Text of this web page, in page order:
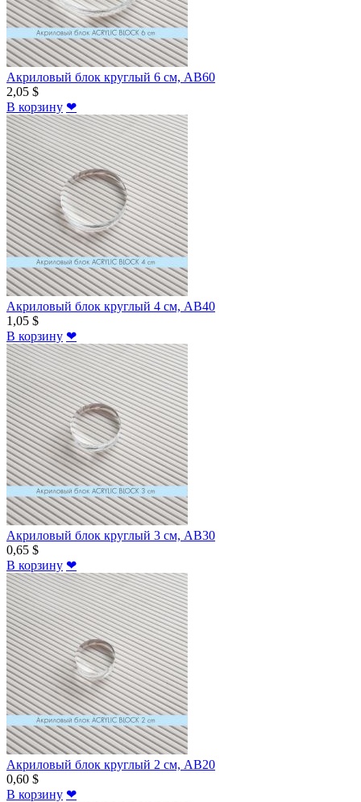
Акриловый блок круглый 6 см, AB60
2,05 $
В корзину ❤
Акриловый блок круглый 4 см, AB40
1,05 $
В корзину ❤
Акриловый блок круглый 3 см, AB30
0,65 $
В корзину ❤
Акриловый блок круглый 2 см, AB20
0,60 $
В корзину ❤